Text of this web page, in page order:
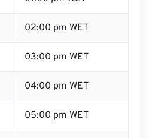
02:00 pm WET
03:00 pm WET
04:00 pm WET
05:00 pm WET